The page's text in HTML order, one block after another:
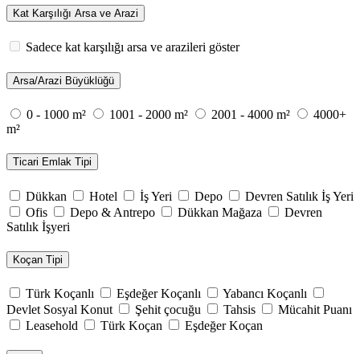
Kat Karşılığı Arsa ve Arazi
Sadece kat karşılığı arsa ve arazileri göster
Arsa/Arazi Büyüklüğü
0 - 1000 m² 1001 - 2000 m² 2001 - 4000 m²
4000+
m²
Ticari Emlak Tipi
Dükkan Hotel İş Yeri Depo
Devren Satılık İş Yeri
Ofis
Depo & Antrepo Dükkan Mağaza
Devren
Satılık İşyeri
Koçan Tipi
Türk Koçanlı Eşdeğer Koçanlı
Yabancı Koçanlı
Devlet Sosyal Konut
Şehit çocuğu Tahsis
Mücahit Puanı
Leasehold
Türk Koçan Eşdeğer Koçan